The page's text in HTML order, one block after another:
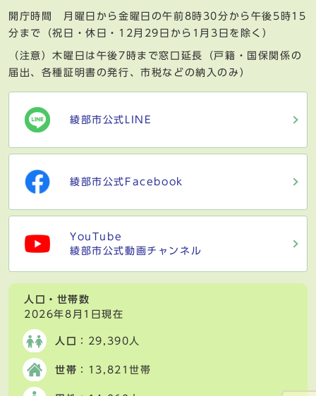
開庁時間 月曜日から金曜日の午前8時30分から午後5時15
分まで（祝日・休日・12月29日から1月3日を除く）
（注意）木曜日は午後7時まで窓口延長（戸籍・国保関係の
届出、各種証明書の発行、市税などの納入のみ）
綾部市公式LINE
綾部市公式Facebook
YouTube
綾部市公式動画チャンネル
人口・世帯数
2026年8月1日現在
人口 ：29,390人
世帯 ：13,821世帯